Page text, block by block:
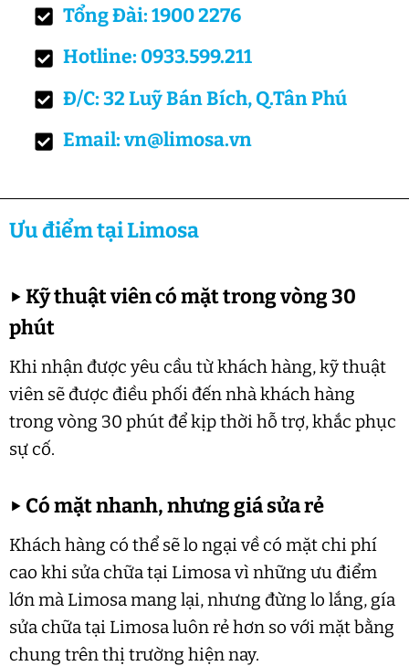
Tổng Đài: 1900 2276
Hotline: 0933.599.211
Đ/C: 32 Luỹ Bán Bích, Q.Tân Phú
Email: vn@limosa.vn
Ưu điểm tại Limosa
▶Kỹ thuật viên có mặt trong vòng 30
phút
Khi nhận được yêu cầu từ khách hàng, kỹ thuật
viên sẽ được điều phối đến nhà khách hàng
trong vòng 30 phút để kịp thời hỗ trợ, khắc phục
sự cố.
▶ Có mặt nhanh, nhưng giá sửa rẻ
Khách hàng có thể sẽ lo ngại về có mặt chi phí
cao khi sửa chữa tại Limosa vì những ưu điểm
lớn mà Limosa mang lại, nhưng đừng lo lắng, gía
sửa chữa tại Limosa luôn rẻ hơn so với mặt bằng
chung trên thị trường hiện nay.